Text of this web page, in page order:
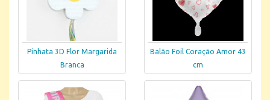
Pinhata 3D Flor Margarida
Branca
Balão Foil Coração Amor 43
cm